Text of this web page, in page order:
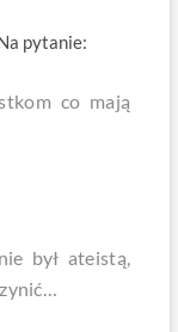
pytanie:
co mają
był ateistą,